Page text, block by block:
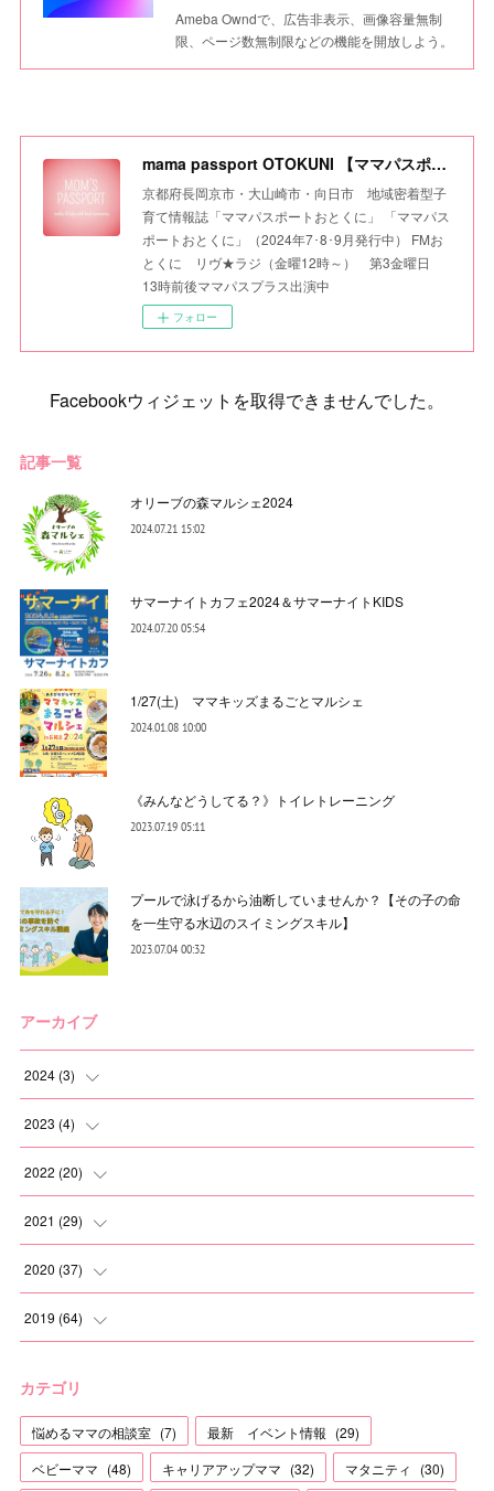
Ameba Owndで、広告非表示、画像容量無制
限、ページ数無制限などの機能を開放しよう。
mama passport OTOKUNI 【ママパスポートおとくに】
京都府長岡京市・大山崎市・向日市 地域密着型子
育て情報誌「ママパスポートおとくに」 「ママパス
ポートおとくに」（2024年7･8･9月発行中） FMお
とくに リヴ★ラジ（金曜12時～） 第3金曜日
13時前後ママパスプラス出演中
フォロー
Facebookウィジェットを取得できませんでした。
記事一覧
オリーブの森マルシェ2024
2024.07.21 15:02
サマーナイトカフェ2024＆サマーナイトKIDS
2024.07.20 05:54
1/27(土) ママキッズまるごとマルシェ
2024.01.08 10:00
《みんなどうしてる？》トイレトレーニング
2023.07.19 05:11
プールで泳げるから油断していませんか？【その子の命
を一生守る水辺のスイミングスキル】
2023.07.04 00:32
アーカイブ
2024 (3)
( )
(1
2023 (4)
(2
(1
(1
2022 (20)
(1
(1
(3
(1)
2021 (29)
(6
(2
(1)
2020 (37)
(2
(2)
2019 (64)
(12)
カテゴリ
悩めるママの相談室 (7) 最新 イベント情報 (29)
ベビーママ (48) キャリアアップママ (32) マタニティ (30)